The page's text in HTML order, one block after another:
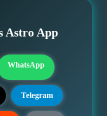
Astro App
WhatsApp
Telegram